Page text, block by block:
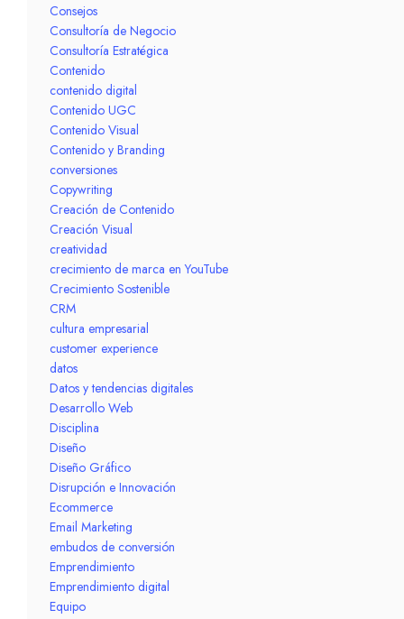
Consejos
Consultoría de Negocio
Consultoría Estratégica
Contenido
contenido digital
Contenido UGC
Contenido Visual
Contenido y Branding
conversiones
Copywriting
Creación de Contenido
Creación Visual
creatividad
crecimiento de marca en YouTube
Crecimiento Sostenible
CRM
cultura empresarial
customer experience
datos
Datos y tendencias digitales
Desarrollo Web
Disciplina
Diseño
Diseño Gráfico
Disrupción e Innovación
Ecommerce
Email Marketing
embudos de conversión
Emprendimiento
Emprendimiento digital
Equipo